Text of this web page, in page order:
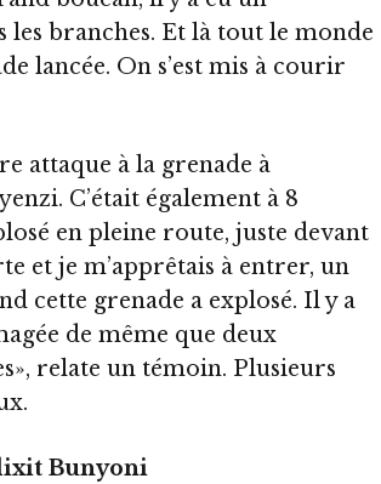
les branches. Et là tout le monde
lancée. On s’est mis à courir
attaque à la grenade à
C’était également à 8
en pleine route, juste devant
et je m’apprêtais à entrer, un
cette grenade a explosé. Il y a
de même que deux
relate un témoin. Plusieurs
Bunyoni